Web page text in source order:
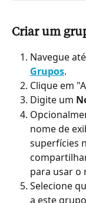
Criar um
Navegue até
Grupos.
Clique em
Digite um
nome de
superfícies
para usar o
Selecione
a este